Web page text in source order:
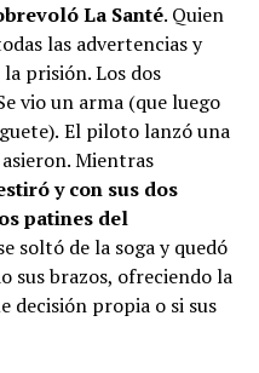
La Santé. Quien
las advertencias y
prisión. Los dos
vio un arma (que luego
El piloto lanzó una
Mientras
y con sus dos
patines del
soltó de la soga y quedó
sus brazos, ofreciendo la
decisión propia o si sus